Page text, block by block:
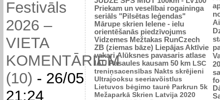
Festivāls
2026 –
VIETA
KOMENTĀRIEM
(10) - 26/05
21:24
Priekam un veselībai rogaininga
seriāls "Pilsētas leģendas"
Mārupe skrien Ielene - ielu
orientēšanās piedzīvojums
Vidzemes Mežtakas RunCzech
ZB (ziemas bāze) Liepājas Aktīvie
vakari Alūksnes pavasaris atlase
IAU Pasaules kausam 50 km LSC
treniņsacensības Nakts skrējieni
Ultrajooksu seeriavõistlus
Lietuvos bėgimo taurė Parkrun 5k
Mežaparkā Skrien Latvija 2020